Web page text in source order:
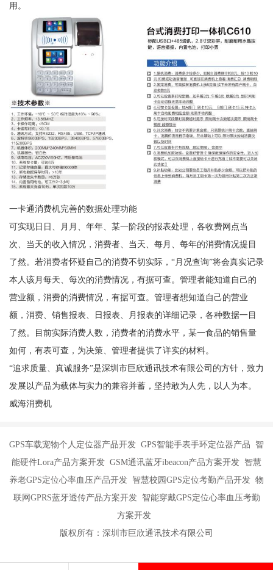
用。
一卡通消费机完善的数据处理功能
可实现日日、月月、年年、某一阶段的报表处理，各收费网点当
次、当天的收入情况，消费者、当天、每月、每年的消费情况提目
了然。若消费者怀疑自己的消费不切实际，“月况查询”将会真实记录
本人该月每天、每次的消费情况，有据可查。管理者能知道自己的
营业额，消费的消费情况，有据可查。管理者想知道自己的营业
额，消费、销售报表、日报表、月报表的详细记录，各种数据一目
了然。目前实际消费人数，消费者的消费水平，某一食品的销售量
如何，有表可查，为决策、管理者提供了详实的材料。
“追求质量、真诚服务”是深圳市巨欣通讯技术有限公司的方针，致力
发展以产品为载体与实力的兼容并蓄，坚持敢为人先，以人为本。
威海消费机
GPS车载宠物个人定位器产品开发 GPS智能手表手环定位器产品 智
能硬件Lora产品方案开发 GSM通讯蓝牙ibeacon产品方案开发 智慧
养老GPS定位心率血压产品开发 智慧校园GPS定位考勤产品开发 物
联网GPRS蓝牙透传产品方案开发 智能穿戴GPS定位心率血压考勤
方案开发
版权所有：深圳市巨欣通讯技术有限公司